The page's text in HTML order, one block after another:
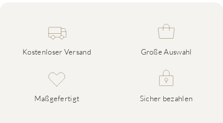
Kostenloser Versand Große Auswahl
Maßgefertigt Sicher bezahlen